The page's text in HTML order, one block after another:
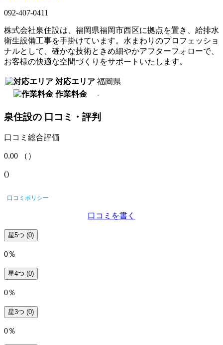
092-407-0411
株式会社泉住設は、福岡県福岡市西区に拠点を置き、給排水
衛生設備工事を手掛けています。水まわりのプロフェッショ
ナルとして、確かな技術ときめ細やかアフターフォローで、
お客様の快適な空間づくりをサポートいたします。
対応エリア 福岡県
作業料金
‐
泉住設の 口コミ・評判
口コミ総合評価
0.00 （ ）
()
口コミポリシー
口コミを書く
星5つ (0)
0％
星4つ (0)
0％
星3つ (0)
0％